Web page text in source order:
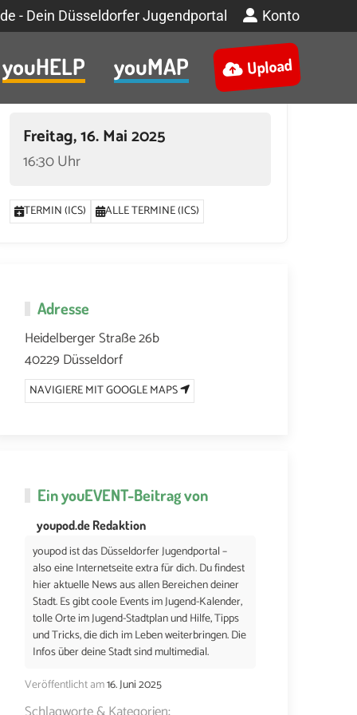
- Dein Düsseldorfer Jugendportal Konto
youHELP youMAP Upload
Freitag, 16. Mai 2025
16:30 Uhr
TERMIN (ICS) ALLE TERMINE (ICS)
Adresse
Heidelberger Straße 26b
40229 Düsseldorf
NAVIGIERE MIT GOOGLE MAPS
EinyouEVENT-Beitrag von
youpod.de Redaktion
youpod ist das Düsseldorfer Jugendportal –
also eine Internetseite extra für dich. Du findest
hier aktuelle News aus allen Bereichen deiner
Stadt. Es gibt coole Events im Jugend-Kalender,
tolle Orte im Jugend-Stadtplan und Hilfe, Tipps
und Tricks, die dich im Leben weiterbringen. Die
Infos über deine Stadt sind multimedial.
Veröffentlicht am16. Juni 2025